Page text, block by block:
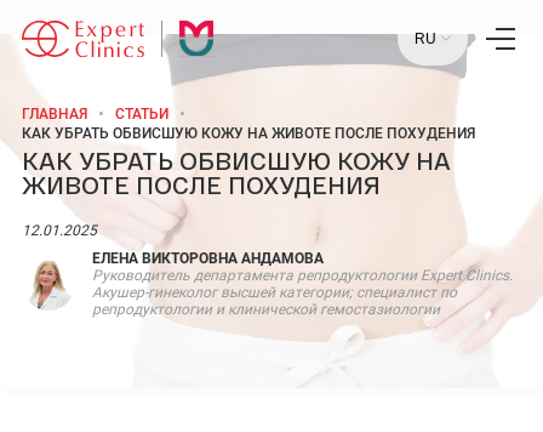
Главная
Услуги
Специалисты
Лаборатория
Пресс-центр
Контакты
Отзывы
RU
ГЛАВНАЯ
СТАТЬИ
КАК УБРАТЬ ОБВИСШУЮ КОЖУ НА ЖИВОТЕ ПОСЛЕ ПОХУДЕНИЯ
КАК УБРАТЬ ОБВИСШУЮ КОЖУ НА
ЖИВОТЕ ПОСЛЕ ПОХУДЕНИЯ
12.01.2025
ЕЛЕНА ВИКТОРОВНА АНДАМОВА
Руководитель департамента репродуктологии Expert Clinics.
Акушер-гинеколог высшей категории; специалист по
репродуктологии и клинической гемостазиологии